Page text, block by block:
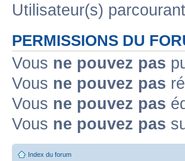
Utilisateur(s)
PERMISSIONS DU
Vous ne pouvez pas
Vous ne pouvez pas
Vous ne pouvez pas
Vous ne pouvez pas
Index du forum